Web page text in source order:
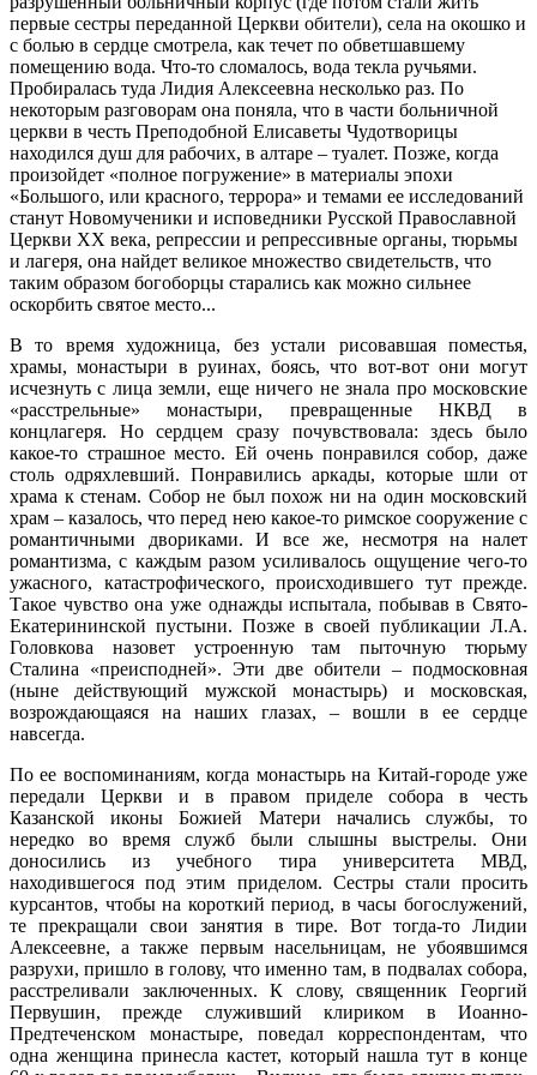
первые сестры переданной Церкви обители), села на окошко и
с болью в сердце смотрела, как течет по обветшавшему
помещению вода. Что-то сломалось, вода текла ручьями.
Пробиралась туда Лидия Алексеевна несколько раз. По
некоторым разговорам она поняла, что в части больничной
церкви в честь Преподобной Елисаветы Чудотворицы
находился душ для рабочих, в алтаре – туалет. Позже, когда
произойдет «полное погружение» в материалы эпохи
«Большого, или красного, террора» и темами ее исследований
станут Новомученики и исповедники Русской Православной
Церкви XX века, репрессии и репрессивные органы, тюрьмы
и лагеря, она найдет великое множество свидетельств, что
таким образом богоборцы старались как можно сильнее
оскорбить святое место...
В то время художница, без устали рисовавшая поместья,
храмы, монастыри в руинах, боясь, что вот-вот они могут
исчезнуть с лица земли, еще ничего не знала про московские
«расстрельные» монастыри, превращенные НКВД в
концлагеря. Но сердцем сразу почувствовала: здесь было
какое-то страшное место. Ей очень понравился собор, даже
столь одряхлевший. Понравились аркады, которые шли от
храма к стенам. Собор не был похож ни на один московский
храм – казалось, что перед нею какое-то римское сооружение с
романтичными двориками. И все же, несмотря на налет
романтизма, с каждым разом усиливалось ощущение чего-то
ужасного, катастрофического, происходившего тут прежде.
Такое чувство она уже однажды испытала, побывав в Свято-
Екатерининской пустыни. Позже в своей публикации Л.А.
Головкова назовет устроенную там пыточную тюрьму
Сталина «преисподней». Эти две обители – подмосковная
(ныне действующий мужской монастырь) и московская,
возрождающаяся на наших глазах, – вошли в ее сердце
навсегда.
По ее воспоминаниям, когда монастырь на Китай-городе уже
передали Церкви и в правом приделе собора в честь
Казанской иконы Божией Матери начались службы, то
нередко во время служб были слышны выстрелы. Они
доносились из учебного тира университета МВД,
находившегося под этим приделом. Сестры стали просить
курсантов, чтобы на короткий период, в часы богослужений,
те прекращали свои занятия в тире. Вот тогда-то Лидии
Алексеевне, а также первым насельницам, не убоявшимся
разрухи, пришло в голову, что именно там, в подвалах собора,
расстреливали заключенных. К слову, священник Георгий
Первушин, прежде служивший клириком в Иоанно-
Предтеченском монастыре, поведал корреспондентам, что
одна женщина принесла кастет, который нашла тут в конце